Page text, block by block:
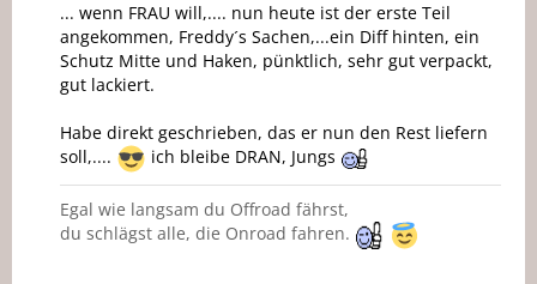
... wenn FRAU will,.... nun heute ist der erste Teil
angekommen, Freddy´s Sachen,...ein Diff hinten, ein
Schutz Mitte und Haken, pünktlich, sehr gut verpackt,
gut lackiert.
Habe direkt geschrieben, das er nun den Rest liefern
soll,....
ich bleibe DRAN, Jungs
Egal wie langsam du Offroad fährst,
du schlägst alle, die Onroad fahren.